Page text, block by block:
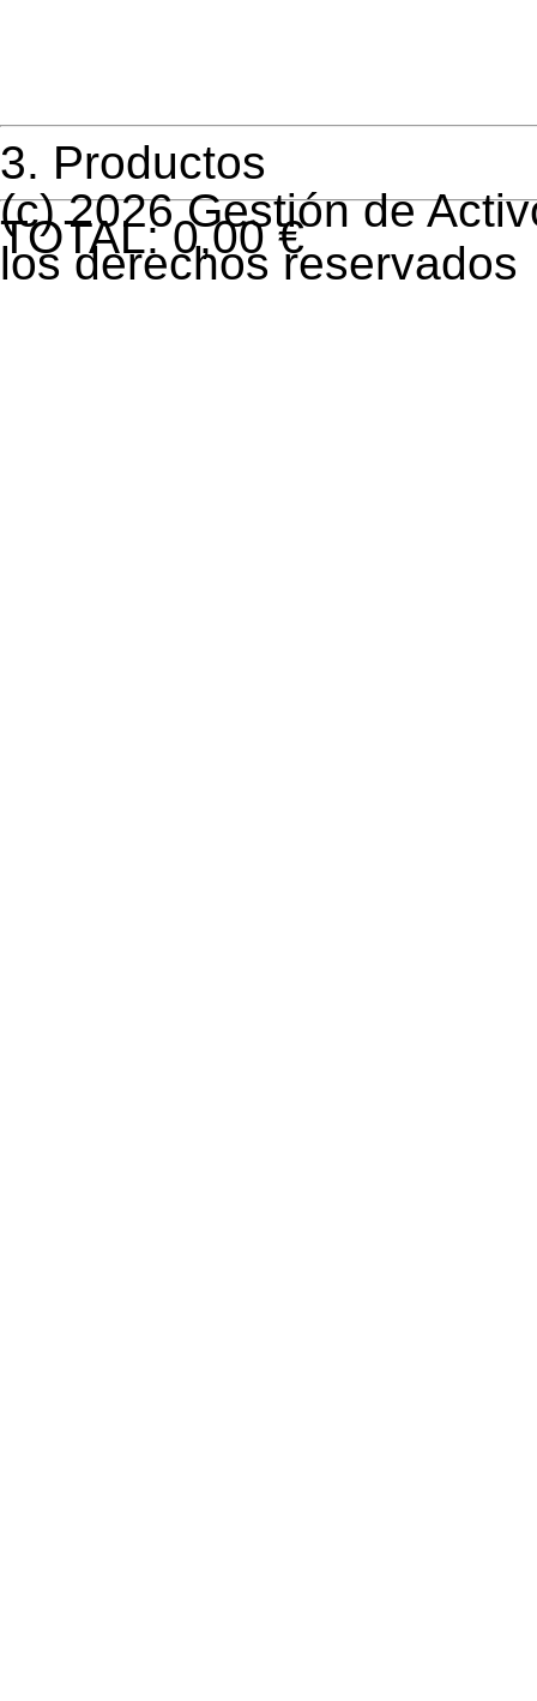
3. Productos
TOTAL:0,00 €
(c) 2026 Gestión de
los derechos reservados